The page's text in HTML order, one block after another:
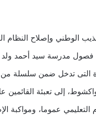
الوطني وإصلاح النظام
فصول مدرسة سيد أحمد
التى تدخل ضمن سلسلة من
إلى تعبئة القائمين
التعليمي عموما، ومواكبة